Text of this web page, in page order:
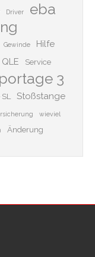
Driver eba
Gewinde Hilfe
QLE Service
3
Stoßstange
wieviel
Änderung